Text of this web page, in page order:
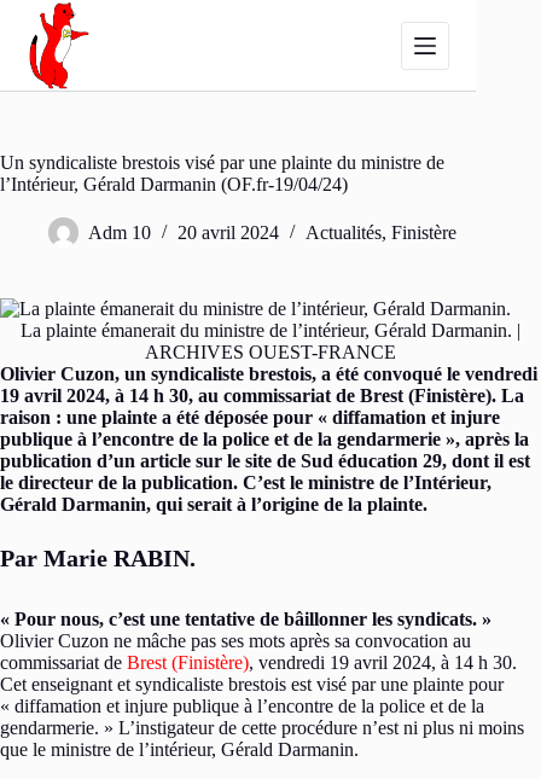
Passer
contenu
Un syndicaliste brestois visé par une plainte du ministre de
l’Intérieur, Gérald Darmanin (OF.fr-19/04/24)
Adm 10 20 avril 2024 Actualités, Finistère
La plainte émanerait du ministre de l’intérieur, Gérald Darmanin. |
ARCHIVES OUEST-FRANCE
Olivier Cuzon, un syndicaliste brestois, a été convoqué le vendredi
19 avril 2024, à 14 h 30, au commissariat de Brest (Finistère). La
raison : une plainte a été déposée pour « diffamation et injure
publique à l’encontre de la police et de la gendarmerie », après la
publication d’un article sur le site de Sud éducation 29, dont il est
le directeur de la publication. C’est le ministre de l’Intérieur,
Gérald Darmanin, qui serait à l’origine de la plainte.
Par Marie RABIN.
« Pour nous, c’est une tentative de bâillonner les syndicats. »
Olivier Cuzon ne mâche pas ses mots après sa convocation au
commissariat de Brest (Finistère), vendredi 19 avril 2024, à 14 h 30.
Cet enseignant et syndicaliste brestois est visé par une plainte pour
« diffamation et injure publique à l’encontre de la police et de la
gendarmerie. » L’instigateur de cette procédure n’est ni plus ni moins
que le ministre de l’intérieur, Gérald Darmanin.